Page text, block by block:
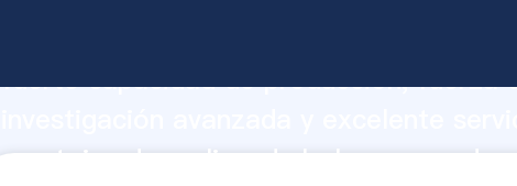
fuerte capacidad de producción, fuerza
montajes de molinosde bolas